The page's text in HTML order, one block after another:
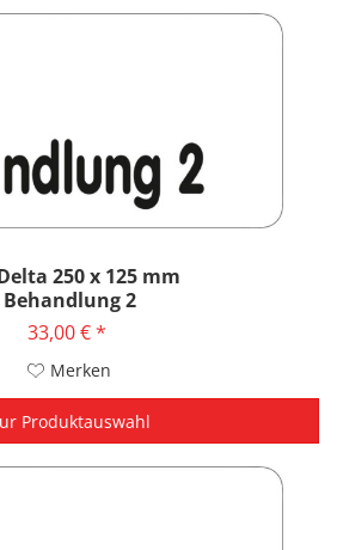
250 x 125 mm
Behandlung 2
33,00 € *
Merken
Produktauswahl